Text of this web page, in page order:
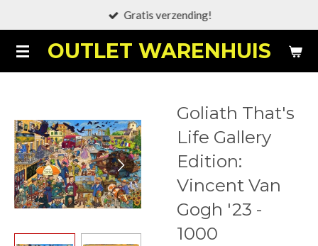
naar
de
OUTLET WARENHUIS
Gratis verzending!
Goliath That's
Life Gallery
Edition:
Vincent Van
Gogh '23 -
1000